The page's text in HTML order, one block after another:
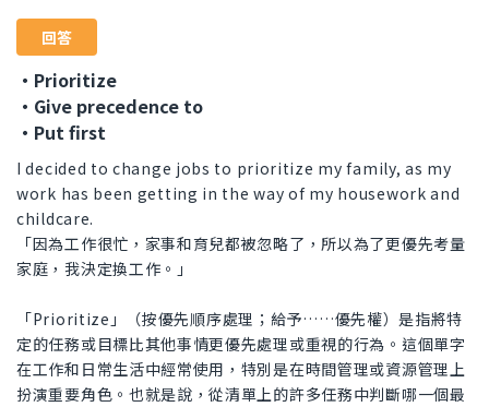
回答
・Prioritize
・Give precedence to
・Put first
I decided to change jobs to prioritize my family, as my
work has been getting in the way of my housework and
childcare.
「因為工作很忙，家事和育兒都被忽略了，所以為了更優先考量
家庭，我決定換工作。」
「Prioritize」（按優先順序處理；給予……優先權）是指將特
定的任務或目標比其他事情更優先處理或重視的行為。這個單字
在工作和日常生活中經常使用，特別是在時間管理或資源管理上
扮演重要角色。也就是說，從清單上的許多任務中判斷哪一個最